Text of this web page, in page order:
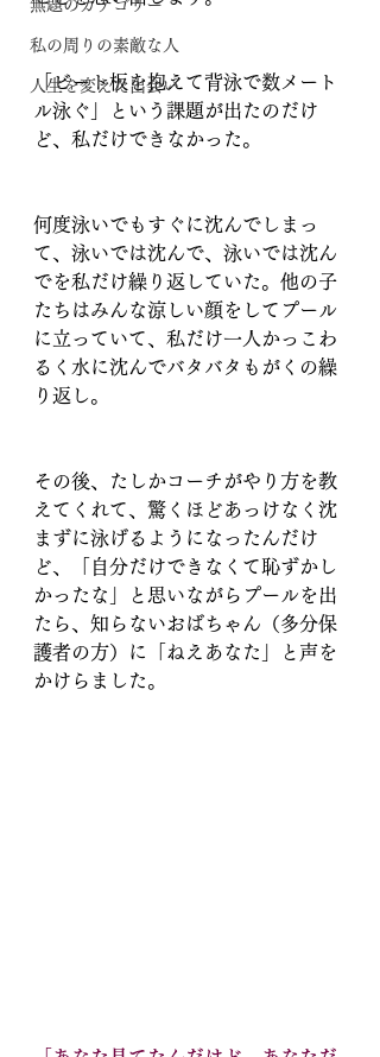
無題のカテゴリー
私の周りの素敵な人
人生を変えた出会い
「ビート板を抱えて背泳で数メート
ル泳ぐ」という課題が出たのだけ
ど、私だけできなかった。
何度泳いでもすぐに沈んでしまっ
て、泳いでは沈んで、泳いでは沈ん
でを私だけ繰り返していた。他の子
たちはみんな涼しい顔をしてプール
に立っていて、私だけ一人かっこわ
るく水に沈んでバタバタもがくの繰
り返し。
その後、たしかコーチがやり方を教
えてくれて、驚くほどあっけなく沈
まずに泳げるようになったんだけ
ど、「自分だけできなくて恥ずかし
かったな」と思いながらプールを出
たら、知らないおばちゃん（多分保
護者の方）に「ねえあなた」と声を
かけらました。